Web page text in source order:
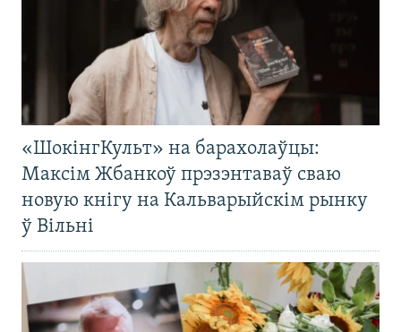
«ШокінгКульт» на барахолаўцы:
Максім Жбанкоў прэзэнтаваў сваю
новую кнігу на Кальварыйскім рынку
ў Вільні